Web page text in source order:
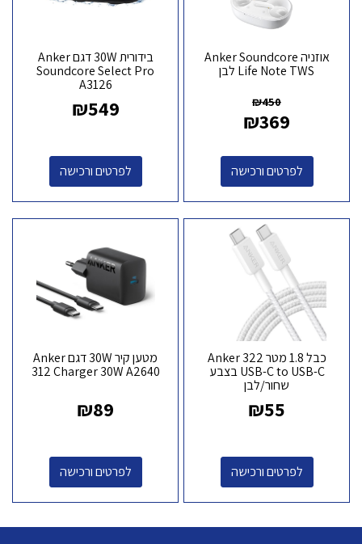
אוזניה Anker Soundcore
Life Note TWS לבן
₪450
₪369
לפרטים ורכישה
בידורית 30W דגם Anker
Soundcore Select Pro
A3126
₪549
לפרטים ורכישה
כבל 1.8 מטר Anker 322
USB-C to USB-C בצבע
שחור/לבן
₪55
לפרטים ורכישה
מטען קיר 30W דגם Anker
312 Charger 30W A2640
₪89
לפרטים ורכישה